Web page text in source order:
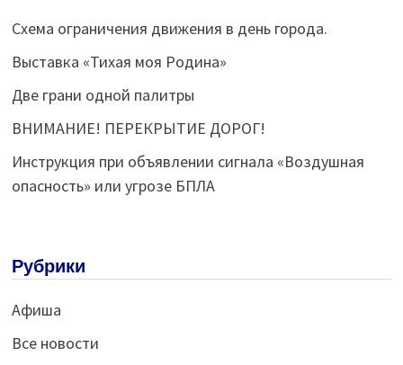
Схема ограничения движения в день города.
Выставка «Тихая моя Родина»
Две грани одной палитры
ВНИМАНИЕ! ПЕРЕКРЫТИЕ ДОРОГ!
Инструкция при объявлении сигнала «Воздушная
опасность» или угрозе БПЛА
Рубрики
Афиша
Все новости